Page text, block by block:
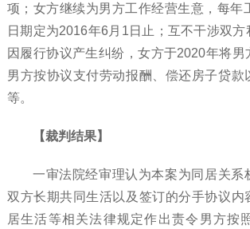
项；女方继续为男方工作经营生意，每年
日期定为2016年6月1日止；互不干涉双
因履行协议产生纠纷，女方于2020年将
男方按协议支付劳动报酬、偿还房子贷款
等。
【裁判结果】
一审法院经审理认为本案为同居关系
双方长期共同生活以及签订的分手协议内
居生活等相关法律规定作出责令男方按